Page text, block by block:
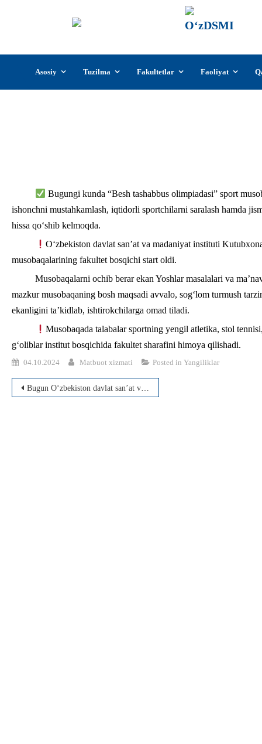
content
Asosiy Tuzilma Fakultetlar Faoliyat
Bugungi kunda “Besh tashabbus olimpiadasi” sport
ishonchni mustahkamlash, iqtidorli sportchilarni saralash hamda
hissa qo‘shib kelmoqda.
О‘zbekiston davlat san’at va madaniyat instituti
musobaqalarining fakultet bosqichi start oldi.
Musobaqalarni ochib berar ekan Yoshlar masalalari va
mazkur musobaqaning bosh maqsadi avvalo, sog‘lom turmush
ekanligini ta’kidlab, ishtirokchilarga omad tiladi.
Musobaqada talabalar sportning yengil atletika, stol
g‘oliblar institut bosqichida fakultet sharafini himoya qilishadi.
04.10.2024 Matbuot xizmati Posted in Yangiliklar
Post
Bugun O‘zbekiston davlat san’at va madaniyat instituti rektori, professor Nodirbek Sayfullayev rahbarligida institutning Nukus fililali direktori, direktor o‘rinbosaralari, bo‘lim boshliqlari, fakultet dekanlari va kafedra mudirlari ishtirokida navbatdagi yigʻilish boʻlib oʻtdi.